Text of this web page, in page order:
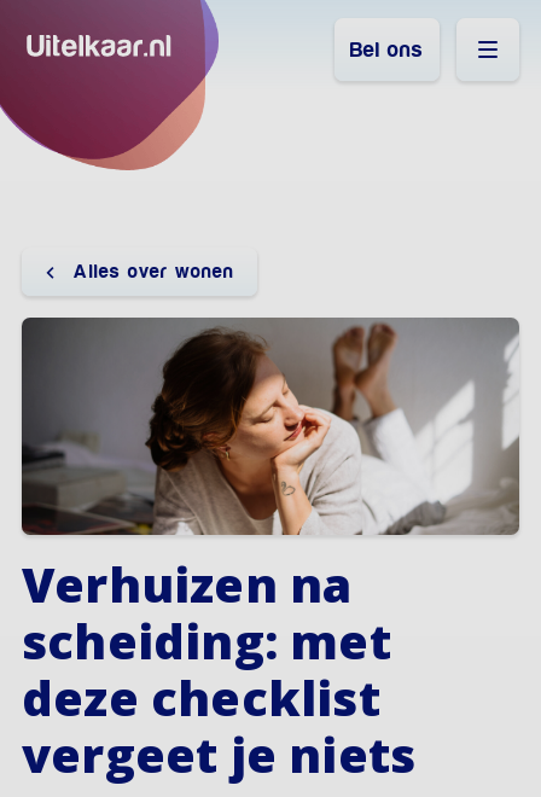
Bel ons
Alles over wonen
Verhuizen na
scheiding: met
deze checklist
vergeet je niets